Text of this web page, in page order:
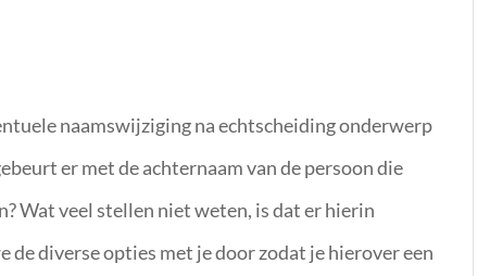
naamswijziging na echtscheiding onderwerp
er met de achternaam van de persoon die
Wat veel stellen niet weten, is dat er hierin
de diverse opties met je door zodat je hierover een